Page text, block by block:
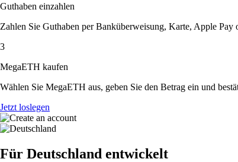
Guthaben einzahlen
Zahlen Sie Guthaben per Banküberweisung, Karte, Apple
3
MegaETH kaufen
Wählen Sie MegaETH aus, geben Sie den Betrag ein und
Jetzt loslegen
Für Deutschland entwickelt